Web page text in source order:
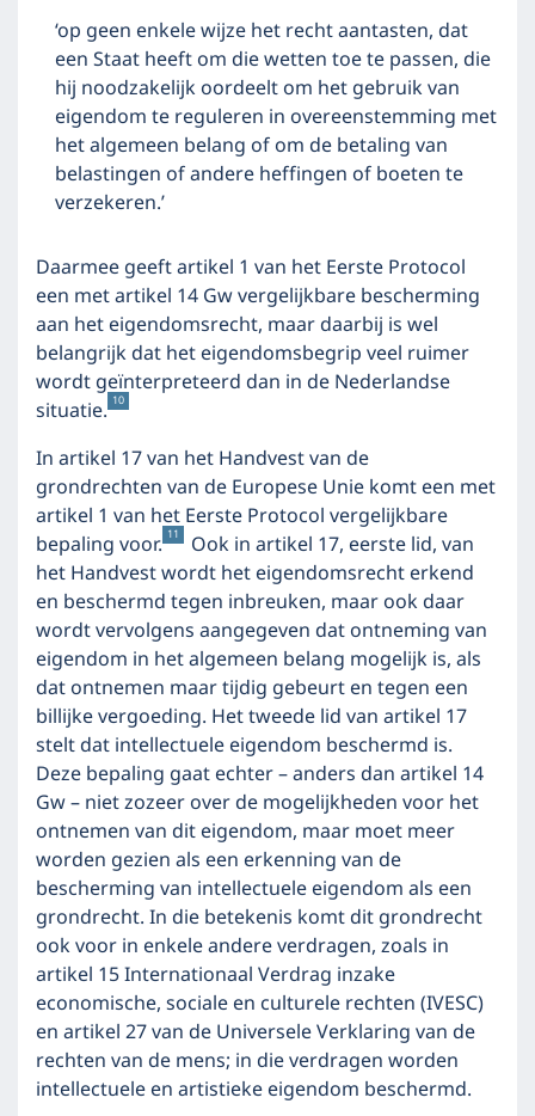
‘op geen enkele wijze het recht aantasten, dat
een Staat heeft om die wetten toe te passen, die
hij noodzakelijk oordeelt om het gebruik van
eigendom te reguleren in overeenstemming met
het algemeen belang of om de betaling van
belastingen of andere heffingen of boeten te
verzekeren.’
Daarmee geeft artikel 1 van het Eerste Protocol
een met artikel 14 Gw vergelijkbare bescherming
aan het eigendomsrecht, maar daarbij is wel
belangrijk dat het eigendomsbegrip veel ruimer
wordt geïnterpreteerd dan in de Nederlandse
situatie. 10
In artikel 17 van het Handvest van de
grondrechten van de Europese Unie komt een met
artikel 1 van het Eerste Protocol vergelijkbare
bepaling voor. 11
Ook in artikel 17, eerste lid, van
het Handvest wordt het eigendomsrecht erkend
en beschermd tegen inbreuken, maar ook daar
wordt vervolgens aangegeven dat ontneming van
eigendom in het algemeen belang mogelijk is, als
dat ontnemen maar tijdig gebeurt en tegen een
billijke vergoeding. Het tweede lid van artikel 17
stelt dat intellectuele eigendom beschermd is.
Deze bepaling gaat echter – anders dan artikel 14
Gw – niet zozeer over de mogelijkheden voor het
ontnemen van dit eigendom, maar moet meer
worden gezien als een erkenning van de
bescherming van intellectuele eigendom als een
grondrecht. In die betekenis komt dit grondrecht
ook voor in enkele andere verdragen, zoals in
artikel 15 Internationaal Verdrag inzake
economische, sociale en culturele rechten (IVESC)
en artikel 27 van de Universele Verklaring van de
rechten van de mens; in die verdragen worden
intellectuele en artistieke eigendom beschermd.